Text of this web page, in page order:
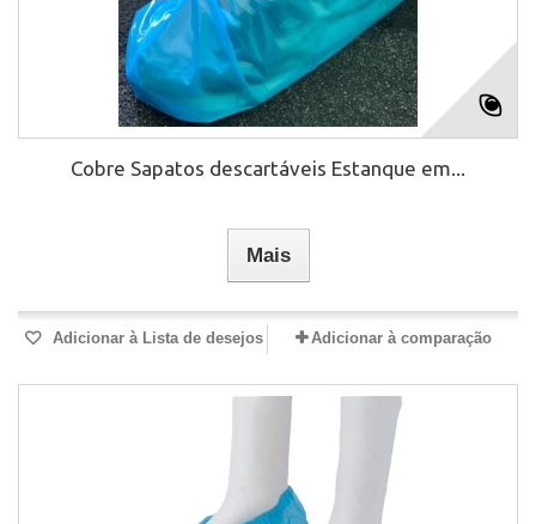
Cobre Sapatos descartáveis Estanque em...
Mais
Adicionar à Lista de desejos Adicionar à comparação